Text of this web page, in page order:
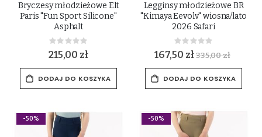
Bryczesy młodzieżowe Elt
Paris "Fun Sport Silicone"
Asphalt
Rating:
0%
215,00 zł
DODAJ DO KOSZYKA
Legginsy młodzieżowe BR
"Kimaya Eevolv" wiosna/lato
2026 Safari
Rating:
0%
167,50 zł335,00 zł
DODAJ DO KOSZYKA
-50% -50%